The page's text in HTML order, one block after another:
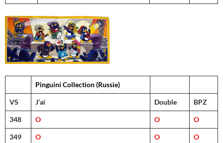
Pinguini Collection (Russie)
VS J’ai Double BPZ
348 O O O
349 O O O